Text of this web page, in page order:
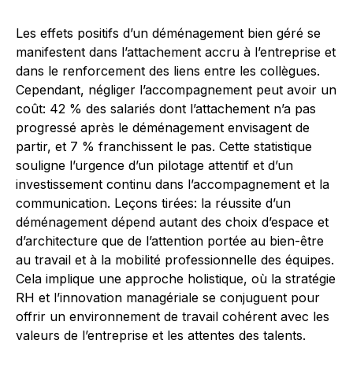
Les effets positifs d’un déménagement bien géré se
manifestent dans l’attachement accru à l’entreprise et
dans le renforcement des liens entre les collègues.
Cependant, négliger l’accompagnement peut avoir un
coût: 42 % des salariés dont l’attachement n’a pas
progressé après le déménagement envisagent de
partir, et 7 % franchissent le pas. Cette statistique
souligne l’urgence d’un pilotage attentif et d’un
investissement continu dans l’accompagnement et la
communication. Leçons tirées: la réussite d’un
déménagement dépend autant des choix d’espace et
d’architecture que de l’attention portée au bien-être
au travail et à la mobilité professionnelle des équipes.
Cela implique une approche holistique, où la stratégie
RH et l’innovation managériale se conjuguent pour
offrir un environnement de travail cohérent avec les
valeurs de l’entreprise et les attentes des talents.